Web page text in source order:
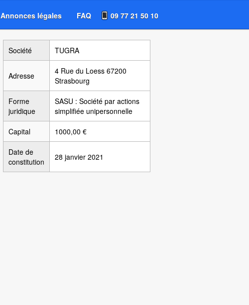
Annonces légales FAQ 09 77 21 50 10
Société TUGRA
Adresse
4 Rue du Loess 67200
Strasbourg
Forme
juridique
SASU : Société par actions
simplifiée unipersonnelle
Capital 1000,00 €
Date de
constitution
28 janvier 2021